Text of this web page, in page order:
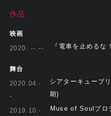
作品
映画
2020. --.--
『電車を止めるな
舞台
2020.04.-
-
シアターキューブ
期)
2019.10.-
Muse of Soulプロ